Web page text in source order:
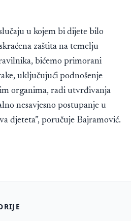
u kojem bi dijete bilo
zaštita na temelju
bićemo primorani
uključujući podnošenje
organima, radi utvrđivanja
nesavjesno postupanje u
djeteta”, poručuje Bajramović.